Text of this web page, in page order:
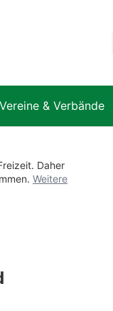
Vereine & Verbände
Daher
Weitere